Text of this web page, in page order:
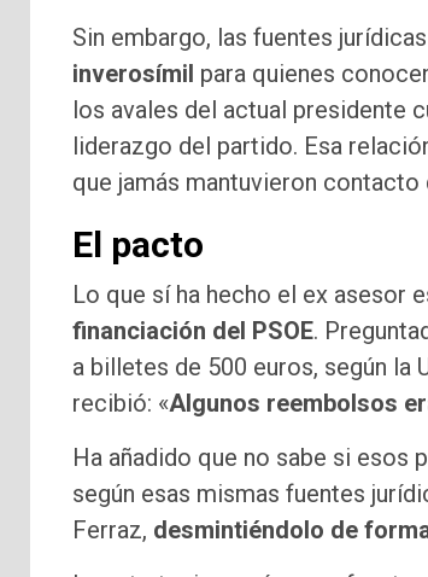
Sin embargo, las fuentes
inverosímil para quienes
los avales del actual presidente
liderazgo del partido. Esa
que jamás mantuvieron contacto
El pacto
Lo que sí ha hecho el ex asesor
financiación del PSOE.
a billetes de 500 euros, según la
recibió: «Algunos reembolsos
Ha añadido que no sabe si esos
según esas mismas fuentes
Ferraz, desmintiéndolo de